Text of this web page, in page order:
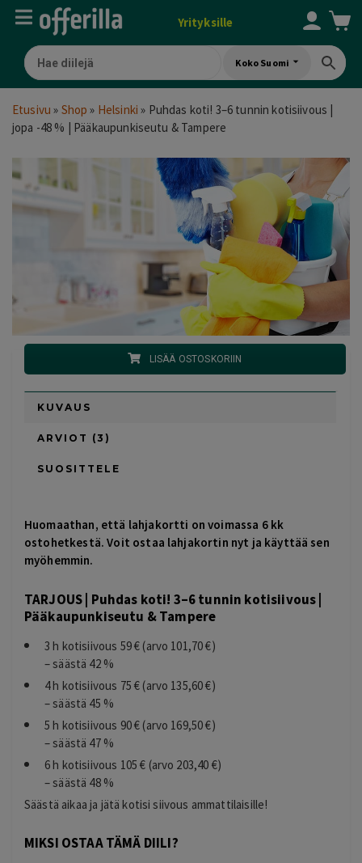
Yrityksille
Koko Suomi
Etusivu » Shop » Helsinki » Puhdas koti! 3–6 tunnin kotisiivous |
jopa -48 % | Pääkaupunkiseutu & Tampere
LISÄÄ OSTOSKORIIN
KUVAUS
ARVIOT (3)
SUOSITTELE
Huomaathan, että lahjakortti on voimassa 6 kk
ostohetkestä. Voit ostaa lahjakortin nyt ja käyttää sen
myöhemmin.
TARJOUS | Puhdas koti! 3–6 tunnin kotisiivous |
Pääkaupunkiseutu & Tampere
3 h kotisiivous 59 € (arvo 101,70 €)
– säästä 42 %
4 h kotisiivous 75 € (arvo 135,60 €)
– säästä 45 %
5 h kotisiivous 90 € (arvo 169,50 €)
– säästä 47 %
6 h kotisiivous 105 € (arvo 203,40 €)
– säästä 48 %
Säästä aikaa ja jätä kotisi siivous ammattilaisille!
MIKSI OSTAA TÄMÄ DIILI?